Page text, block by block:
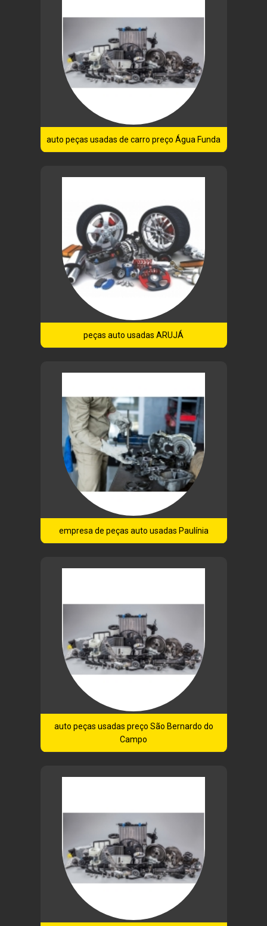
auto peças usadas de carro preço Água Funda
peças auto usadas ARUJÁ
empresa de peças auto usadas Paulínia
auto peças usadas preço São Bernardo do
Campo